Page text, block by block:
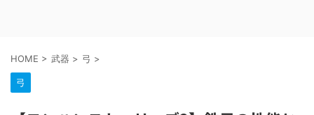
HOME > 武器 > 弓 >
弓